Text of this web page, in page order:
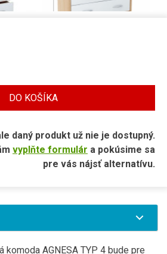
DO KOŠÍKA
daný produkt už nie je dostupný.
vyplňte formulár a pokúsime sa
pre vás nájsť alternatívu.
komoda AGNESA TYP 4 bude pre